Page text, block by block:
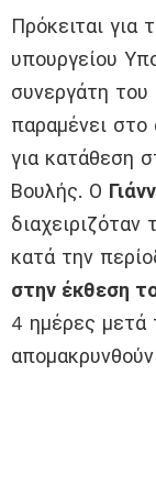
Πρόκειται για
υπουργείου
συνεργάτη του
παραμένει στο
για κατάθεση
Βουλής. Ο
κατά την
στην έκθεση
4 ημέρες μετά